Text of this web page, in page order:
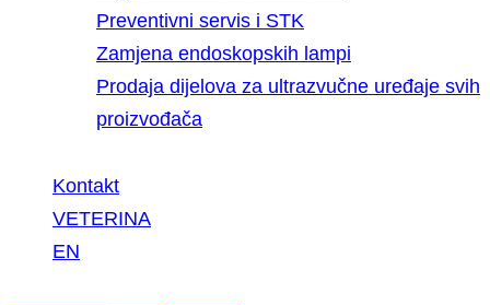
Preventivni servis i STK
Zamjena endoskopskih lampi
Prodaja dijelova za ultrazvučne uređaje svih
proizvođača
Kontakt
VETERINA
EN